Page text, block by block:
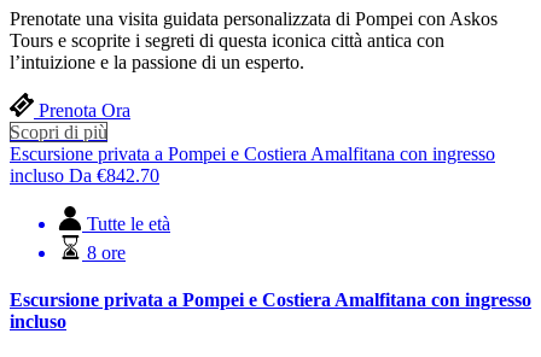
Prenotate una visita guidata personalizzata di Pompei con Askos
Tours e scoprite i segreti di questa iconica città antica con
l’intuizione e la passione di un esperto.
Prenota Ora
Scopri di più
Escursione privata a Pompei e Costiera Amalfitana con ingresso
incluso Da €842.70
Tutte le età
8 ore
Escursione privata a Pompei e Costiera Amalfitana con ingresso
incluso